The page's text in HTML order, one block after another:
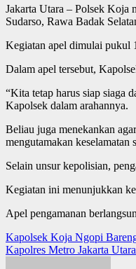
Jakarta Utara – Polsek Koja
Sudarso, Rawa Badak
Kegiatan apel dimulai pukul
Dalam apel tersebut,
“Kita tetap harus siap siaga
Kapolsek dalam arahannya.
Beliau juga menekankan
mengutamakan keselamatan
Selain unsur kepolisian,
Kegiatan ini menunjukkan
Apel pengamanan
Post
navigation
Kapolsek Koja Ngopi
Kapolres Metro Jakarta